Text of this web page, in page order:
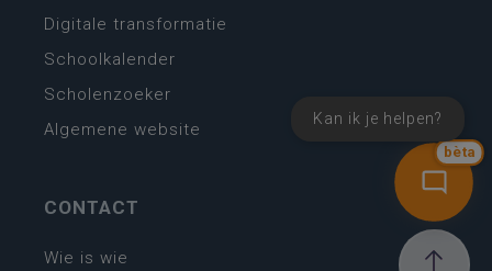
bèta
Kan ik je helpen?
Digitale transformatie
Schoolkalender
Scholenzoeker
Algemene website
CONTACT
Wie is wie